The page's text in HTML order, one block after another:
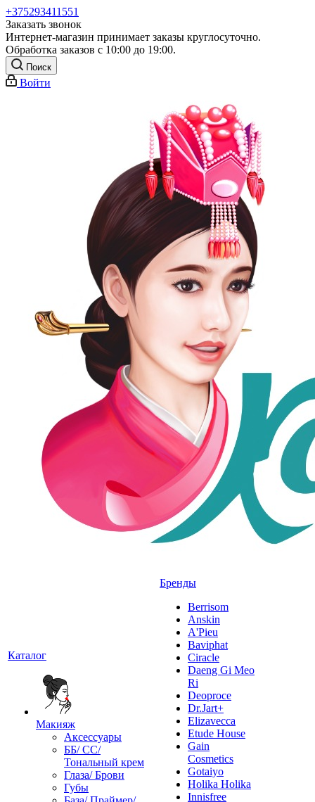
+375293411551
Заказать звонок
Интернет-магазин принимает заказы круглосуточно.
Обработка заказов с 10:00 до 19:00.
Поиск
Войти
Каталог
Макияж
Аксессуары
ББ/ СС/
Тональный крем
Глаза/ Брови
Губы
Бренды
Berrisom
Anskin
A'Pieu
Baviphat
Ciracle
Daeng Gi Meo
Ri
Deoproce
Dr.Jart+
Elizavecca
Etude House
Gain
Cosmetics
Gotaiyo
Holika Holika
Innisfree